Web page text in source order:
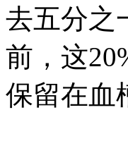
去五分之
前，这
保留在血